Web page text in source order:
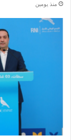
منذ يومين